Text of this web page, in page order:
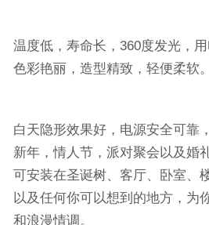
温度低，寿命长， 360度发光，
色彩艳丽，造型精致，轻便柔软。
白天隐形效果好，电源安全可靠
新年，情人节，派对聚会以及婚
可安装在圣诞树、客厅、卧室、
以及任何你可以想到的地方，为
和浪漫情调。